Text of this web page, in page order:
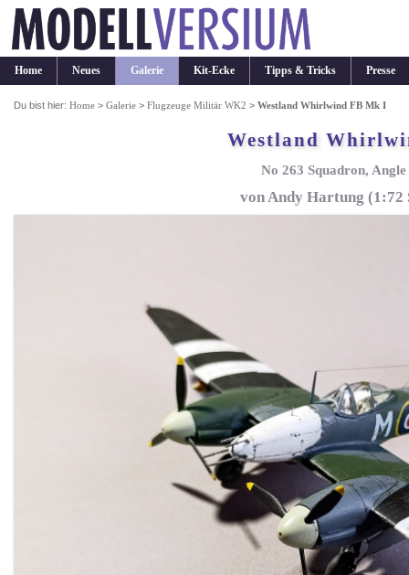
Home Neues Galerie Kit-Ecke Tipps & Tricks Presse
Du bist hier:Home >Galerie >Flugzeuge Militär WK2 >Westland Whirlwind FB Mk I
Westland
No 263 Squadron,
von Andy Hartung (1:72